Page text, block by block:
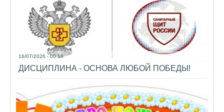
16/07/2026 - 00:14
ДИСЦИПЛИНА - ОСНОВА ЛЮБОЙ ПОБЕДЫ!